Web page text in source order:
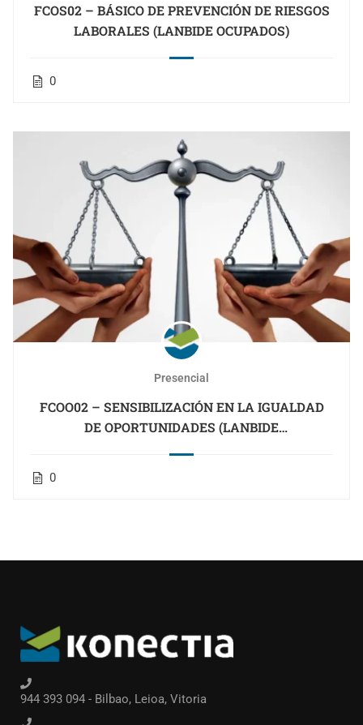
FCOS02 – BÁSICO DE PREVENCIÓN DE RIESGOS
LABORALES (LANBIDE OCUPADOS)
0
Presencial
FCOO02 – SENSIBILIZACIÓN EN LA IGUALDAD
DE OPORTUNIDADES (LANBIDE
0
944 393 094 - Bilbao, Leioa, Vitoria